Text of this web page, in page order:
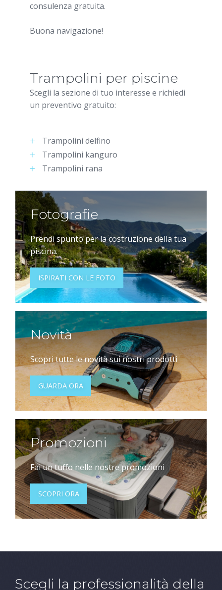
consulenza gratuita.
Buona navigazione!
Trampolini per piscine
Scegli la sezione di tuo interesse e richiedi
un preventivo gratuito:
Trampolini delfino
Trampolini kanguro
Trampolini rana
Fotografie
Prendi spunto per la costruzione della tua
piscina.
ISPIRATI CON LE FOTO
Novità
Scopri tutte le novità sui nostri prodotti
GUARDA ORA
Promozioni
Fai un tuffo nelle nostre promozioni
SCOPRI ORA
Scegli la professionalità della